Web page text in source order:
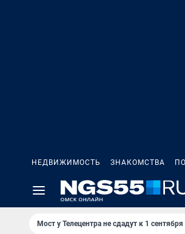
НЕДВИЖИМОСТЬ ЗНАКОМСТВА
Мост у Телецентра не сдадут к 1 сентября